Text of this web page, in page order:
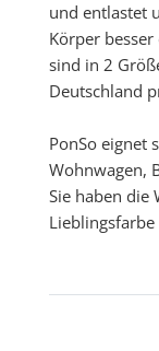
und entlastet
Körper
sind in 2
Deutschland
PonSo eignet
Wohnwagen,
Sie haben die
Lieblingsfarbe